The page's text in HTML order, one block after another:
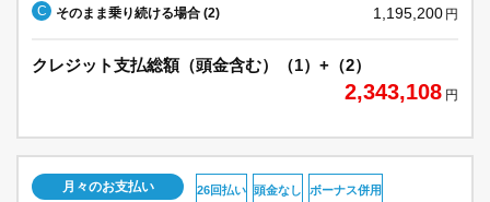
C そのまま乗り続ける場合 (2) 1,195,200 円
クレジット支払総額（頭金含む）（1）+（2）
2,343,108 円
月々のお支払い 26回払い 頭金なし ボーナス併用